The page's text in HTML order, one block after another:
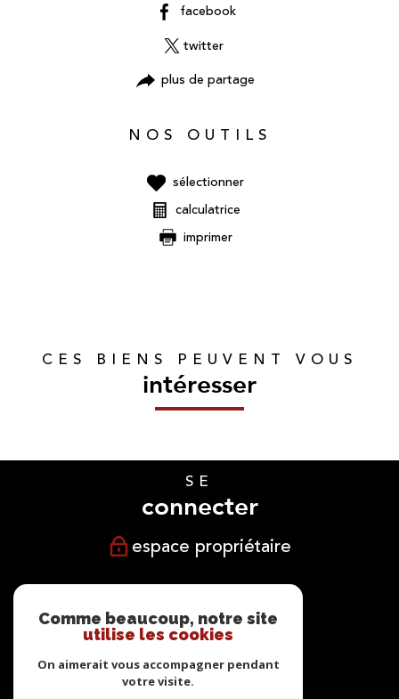
facebook
twitter
plus de partage
NOS OUTILS
sélectionner
calculatrice
imprimer
CES BIENS PEUVENT VOUS
intéresser
SE
connecter
espace propriétaire
suivre
Comme beaucoup, notre site
utilise les cookies
On aimerait vous accompagner pendant
votre visite.